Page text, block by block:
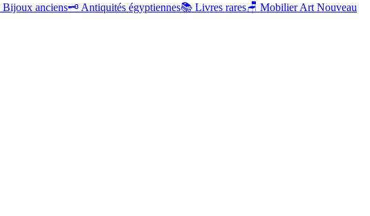
Bijoux anciens🗝️ Antiquités égyptiennes📚 Livres rares🪑 Mobilier Art Nouveau